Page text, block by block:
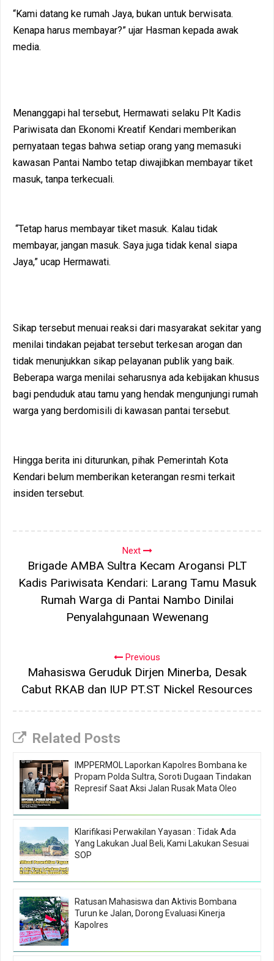
“Kami datang ke rumah Jaya, bukan untuk berwisata.
Kenapa harus membayar?” ujar Hasman kepada awak
media.
Menanggapi hal tersebut, Hermawati selaku Plt Kadis
Pariwisata dan Ekonomi Kreatif Kendari memberikan
pernyataan tegas bahwa setiap orang yang memasuki
kawasan Pantai Nambo tetap diwajibkan membayar tiket
masuk, tanpa terkecuali.
“Tetap harus membayar tiket masuk. Kalau tidak
membayar, jangan masuk. Saya juga tidak kenal siapa
Jaya,” ucap Hermawati.
Sikap tersebut menuai reaksi dari masyarakat sekitar yang
menilai tindakan pejabat tersebut terkesan arogan dan
tidak menunjukkan sikap pelayanan publik yang baik.
Beberapa warga menilai seharusnya ada kebijakan khusus
bagi penduduk atau tamu yang hendak mengunjungi rumah
warga yang berdomisili di kawasan pantai tersebut.
Hingga berita ini diturunkan, pihak Pemerintah Kota
Kendari belum memberikan keterangan resmi terkait
insiden tersebut.
Next
Brigade AMBA Sultra Kecam Arogansi PLT
Kadis Pariwisata Kendari: Larang Tamu Masuk
Rumah Warga di Pantai Nambo Dinilai
Penyalahgunaan Wewenang
Previous
Mahasiswa Geruduk Dirjen Minerba, Desak
Cabut RKAB dan IUP PT.ST Nickel Resources
Related Posts
IMPPERMOL Laporkan Kapolres Bombana ke
Propam Polda Sultra, Soroti Dugaan Tindakan
Represif Saat Aksi Jalan Rusak Mata Oleo
Klarifikasi Perwakilan Yayasan : Tidak Ada
Yang Lakukan Jual Beli, Kami Lakukan Sesuai
SOP
Ratusan Mahasiswa dan Aktivis Bombana
Turun ke Jalan, Dorong Evaluasi Kinerja
Kapolres